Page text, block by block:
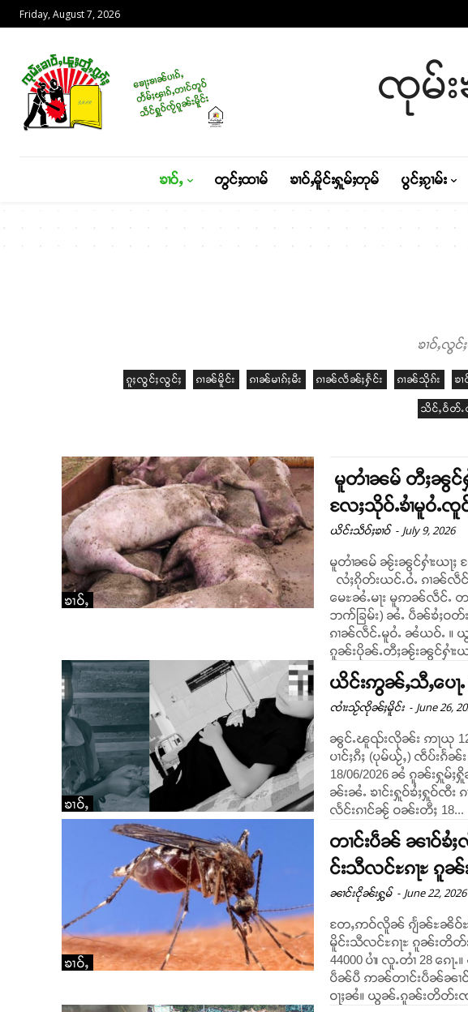
Friday, August 7, 2026
ၸုမ်း
ၶၢဝ်ႇ တွင်ႈထၢမ် ၶၢဝ်ႇမိူင်းႁူမ်ႈတုမ် ပွင်ႈၵႂၢမ်း
ၶၢဝ်ႇလွင်
ၵူႈလွင်ႈလွင်ႈ ၵၢၼ်မိူင်း ၵၢၼ်မၢၵ်ႈမီး ၵၢၼ်လဵၼ်ႈႁႅင်း ၵၢၼ်သိုၵ်း ၶ
သိင်ႇဝႅတ်ႉ
ၶၢဝ်ႇ
မူတၢႆၼမ် တီႈၼွင်ႁ
လႄႈသိုဝ်ႉၶၢႆမူဝႆႉၸူဝ်
ယိင်းသဵဝ်ႈၶၢဝ် - July 9, 2026
မူတၢႆၼမ် ၼႂ်းၼွင်ႁၢႆးယႃႈ
လႆႈၵိုတ်းယင်ႉဝႆႉ ၵၢၼ်လဵင်ႉလူမူ
မေႊၼႆႉမႃး မူဢၼ်လဵင်ႉ တ
ဘက်ခြမ်း) ၼႆႉ ပဵၼ်ၶႆႈဝတ်
ၵၢၼ်လဵင်ႉမူဝႆႉ ၼႆယဝ်ႉ ။ ယွၼ်ႉမူပဵၼ်ၶႆႈဝတ်း(တၢင်းပဵၼ်ၵႃႇလမူ) လႄႈ
ၵူၼ်းပိုၼ်ႉတီႈၼႂ်းၼွင်ႁၢႆး
ၶၢဝ်ႇ
ယိင်းဢွၼ်ႇသီႇပေႃ
ၸၢႆးသႂ်ၸိုၼ်ႈမိူင်း - June 26,
ၼွင်ႉၽူၺ်းလိုၼ်း ဢႃယု 12
ပၢင်ႈၵီႈ (ပုမ်ယႂ်ႇ) ၸဵပ်း
18/06/2026 ၼႆ ၵူၼ်းႁူမ်ႈႁိူၼ်
ၼ်းၼႆႉ ၶၢင်းႁူဝ်ၶႆႈႁူဝ်ၸီး
လႅင်းၵၢင်ၼႂ် ဝၼ်းတီႈ 18...
ၶၢဝ်ႇ
တၢင်းပဵၼ် ၼၢဝ်ၶႆႈ
င်းသီလင်ႊၵႃႊ ၵူၼ်း
ၼၢင်းငိုၼ်းႁွမ် - June 22, 2026
တႄႇဢဝ်လိူၼ် ၵျႅၼ်ႊၼိဝ်ႊရီ
မိူင်းသီလင်ႊၵႃႊ ၵူၼ်းတိတ်
44000 ပၢႆ၊ လူႉတၢႆ 28 ၵေ
ပဵၼ်ပီ ဢၼ်တၢင်းပဵၼ်ၼၢဝ်
ဝႃႈၼႆ။ ယွၼ်ႉၵူၼ်းတိ